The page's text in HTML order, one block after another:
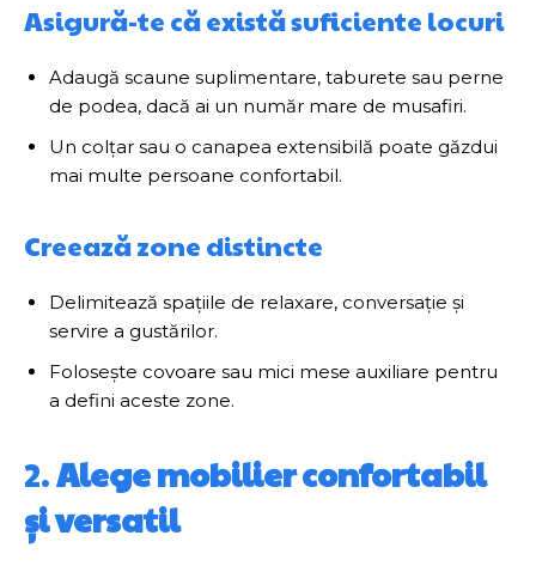
Asigură-te că există suficiente locuri
Adaugă scaune suplimentare, taburete sau perne
de podea, dacă ai un număr mare de musafiri.
Un colțar sau o canapea extensibilă poate găzdui
mai multe persoane confortabil.
Creează zone distincte
Delimitează spațiile de relaxare, conversație și
servire a gustărilor.
Folosește covoare sau mici mese auxiliare pentru
a defini aceste zone.
2.Alege mobilier confortabil
și versatil